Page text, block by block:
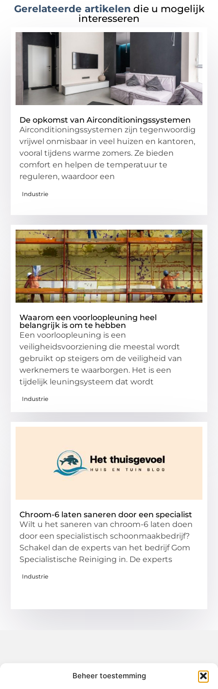
Beheer toestemming
Gerelateerde artikelen die u mogelijk
interesseren
De opkomst van Airconditioningssystemen
Airconditioningssystemen zijn tegenwoordig
vrijwel onmisbaar in veel huizen en kantoren,
vooral tijdens warme zomers. Ze bieden
comfort en helpen de temperatuur te
reguleren, waardoor een
Industrie
Waarom een voorloopleuning heel
belangrijk is om te hebben
Een voorloopleuning is een
veiligheidsvoorziening die meestal wordt
gebruikt op steigers om de veiligheid van
werknemers te waarborgen. Het is een
tijdelijk leuningsysteem dat wordt
Industrie
Chroom-6 laten saneren door een specialist
Wilt u het saneren van chroom-6 laten doen
door een specialistisch schoonmaakbedrijf?
Schakel dan de experts van het bedrijf Gom
Specialistische Reiniging in. De experts
Industrie
Jouw gids voor inspiratie en tips uit het dagelijks leven.
Ontdek een brede verzameling blogs en artikelen die je helpen